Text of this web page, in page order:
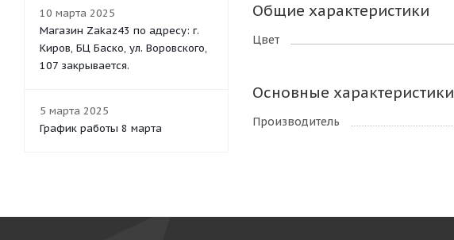
Общие характеристики
Цвет
Основные характеристики
Производитель
10 марта 2025
Магазин Zakaz43 по адресу: г.
Киров, БЦ Баско, ул. Воровского,
107 закрывается.
5 марта 2025
График работы 8 марта